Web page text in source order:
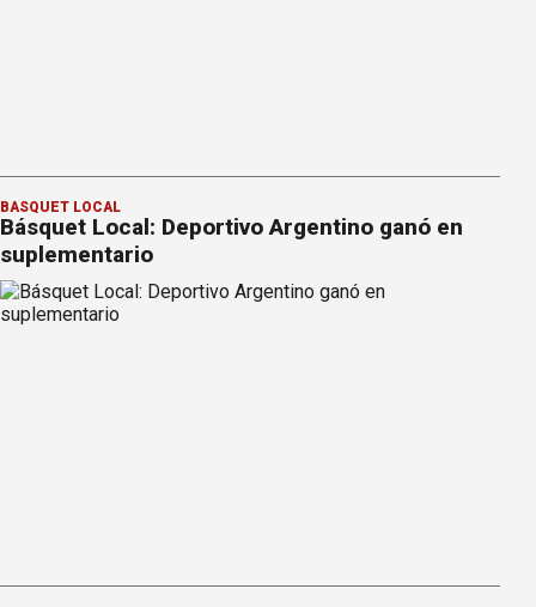
BÁSQUET LOCAL
Básquet Local: Deportivo Argentino ganó en
suplementario